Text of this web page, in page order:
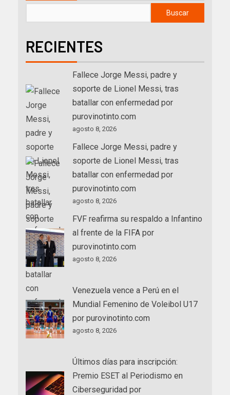
Buscar
RECIENTES
Fallece Jorge Messi, padre y
soporte de Lionel Messi, tras
batallar con enfermedad por
purovinotinto.com
agosto 8, 2026
Fallece Jorge Messi, padre y
soporte de Lionel Messi, tras
batallar con enfermedad por
purovinotinto.com
agosto 8, 2026
FVF reafirma su respaldo a Infantino
al frente de la FIFA por
purovinotinto.com
agosto 8, 2026
Venezuela vence a Perú en el
Mundial Femenino de Voleibol U17
por purovinotinto.com
agosto 8, 2026
Últimos días para inscripción:
Premio ESET al Periodismo en
Ciberseguridad por